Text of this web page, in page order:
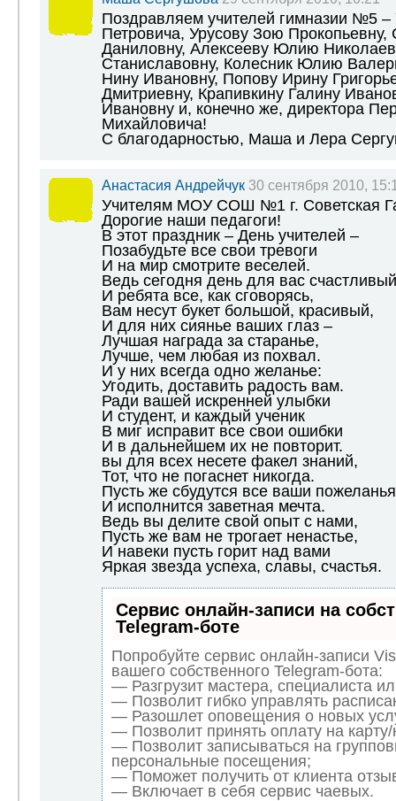
Поздравляем учителей гимназии №5
Петровича, Урусову Зою Прокопьевну,
Даниловну, Алексееву Юлию
Станиславовну, Колесник Юлию
Нину Ивановну, Попову Ирину
Дмитриевну, Крапивкину Галину
Ивановну и, конечно же, директора
Михайловича!
С благодарностью, Маша и Лера
Анастасия Андрейчук 30 сентября 2010,
Учителям МОУ СОШ №1 г. Советская
Дорогие наши педагоги!
В этот праздник – День учителей –
Позабудьте все свои тревоги
И на мир смотрите веселей.
Ведь сегодня день для вас
И ребята все, как сговорясь,
Вам несут букет большой, красивый,
И для них сиянье ваших глаз –
Лучшая награда за старанье,
Лучше, чем любая из похвал.
И у них всегда одно желанье:
Угодить, доставить радость вам.
Ради вашей искренней улыбки
И студент, и каждый ученик
В миг исправит все свои ошибки
И в дальнейшем их не повторит.
вы для всех несете факел знаний,
Тот, что не погаснет никогда.
Пусть же сбудутся все ваши
И исполнится заветная мечта.
Ведь вы делите свой опыт с нами,
Пусть же вам не трогает ненастье,
И навеки пусть горит над вами
Яркая звезда успеха, славы, счастья.
Сервис онлайн-записи на
Telegram-боте
Попробуйте сервис онлайн-записи
вашего собственного Telegram-бота:
— Разгрузит мастера, специалиста
— Позволит гибко управлять
— Разошлет оповещения о новых
— Позволит принять оплату на карту/
— Позволит записываться на
персональные посещения;
— Поможет получить от клиента
— Включает в себя сервис чаевых.